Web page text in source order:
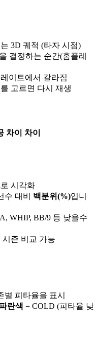
3D 궤적 (타자 시점)
결정하는 순간(홈플레
이트에서 갈라짐
고르면 다시 재생
차이
차이
로 시각화
수 대비 백분위(%)입니
WHIP, BB/9 등 낮을수
즌 비교 가능
별 피타율을 표시
란색 = COLD (피타율 낮